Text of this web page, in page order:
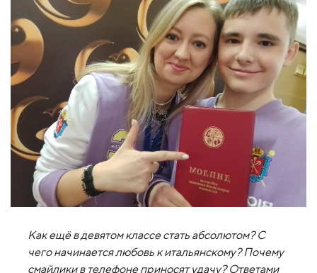
Как ещё в девятом классе стать абсолютом? С
чего начинается любовь к итальянскому? Почему
смайлики в телефоне приносят удачу? Ответами